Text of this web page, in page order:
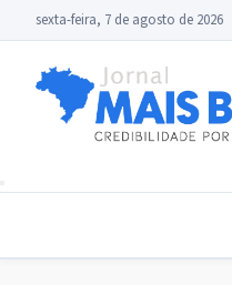
sexta-feira, 7 de agosto de 2026